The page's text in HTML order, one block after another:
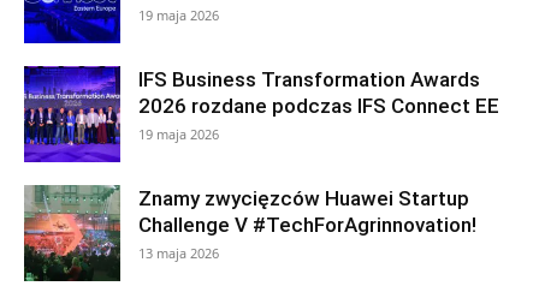
19 maja 2026
IFS Business Transformation Awards
2026 rozdane podczas IFS Connect EE
19 maja 2026
Znamy zwycięzców Huawei Startup
Challenge V #TechForAgrinnovation!
13 maja 2026